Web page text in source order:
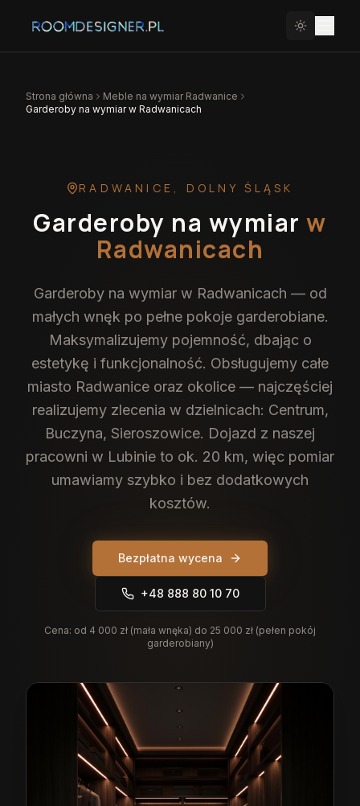
Strona główna Meble na wymiar Radwanice
Garderoby na wymiar w Radwanicach
RADWANICE , DOLNY ŚLĄSK
Garderoby na wymiar w
Radwanicach
Garderoby na wymiar w Radwanicach — od
małych wnęk po pełne pokoje garderobiane.
Maksymalizujemy pojemność, dbając o
estetykę i funkcjonalność. Obsługujemy całe
miasto Radwanice oraz okolice — najczęściej
realizujemy zlecenia w dzielnicach: Centrum,
Buczyna, Sieroszowice. Dojazd z naszej
pracowni w Lubinie to ok. 20 km, więc pomiar
umawiamy szybko i bez dodatkowych
kosztów.
Bezpłatna wycena
+48 888 80 10 70
Cena: od 4 000 zł (mała wnęka) do 25 000 zł (pełen pokój
garderobiany)